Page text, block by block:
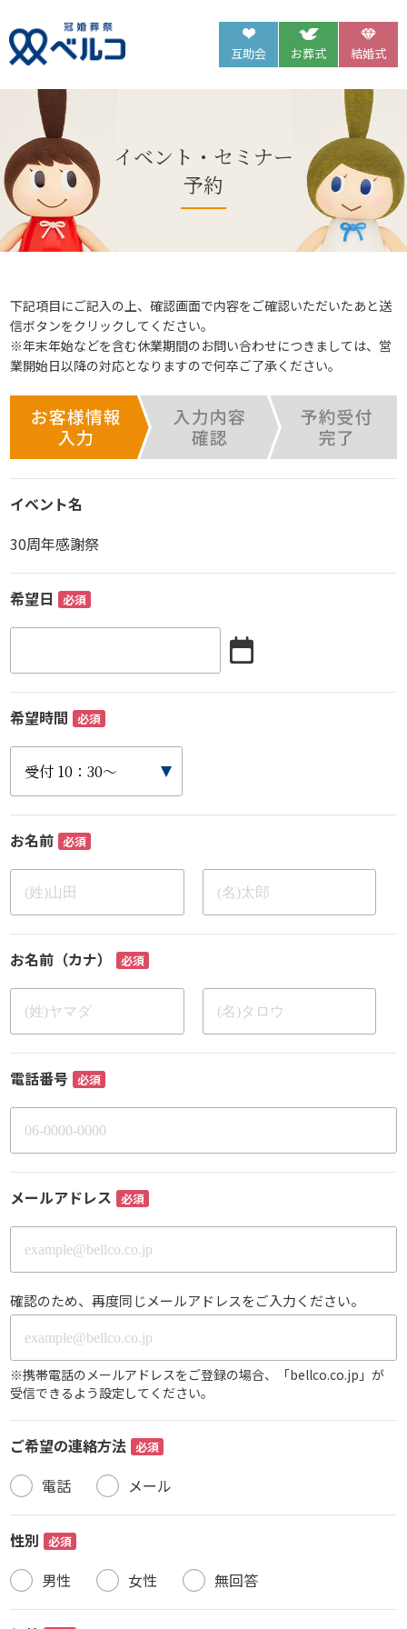
互助会 お葬式 結婚式
イベント・セミナー
予約
下記項目にご記入の上、確認画面で内容をご確認いただいたあと送
信ボタンをクリックしてください。
※年末年始などを含む休業期間のお問い合わせにつきましては、営
業開始日以降の対応となりますので何卒ご了承ください。
イベント名
30周年感謝祭
希望日 必須
希望時間 必須
お名前 必須
お名前（カナ） 必須
電話番号 必須
メールアドレス 必須
確認のため、再度同じメールアドレスをご入力ください。
※携帯電話のメールアドレスをご登録の場合、「bellco.co.jp」が
受信できるよう設定してください。
ご希望の連絡方法 必須
電話 メール
性別 必須
男性 女性 無回答